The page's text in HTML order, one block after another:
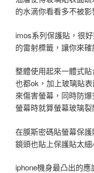
的水滴你看看多不被影
imos系列保護貼，很
的雷射標籤，讓你來確
整體使用起來一體式
也都ok，加上玻璃貼
來傷害螢幕，同時防
螢幕時就算螢幕玻璃
在膜斯密碼貼螢幕保
鏡頭也貼上保護貼太細
iphone機身最凸出的